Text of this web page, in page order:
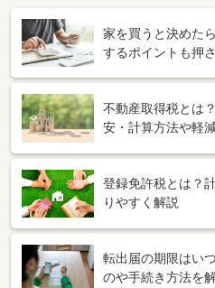
家を買うと決めた
するポイントも押
不動産取得税とは
安・計算方法や軽
登録免許税とは？
りやすく解説
転出届の期限はい
のや手続き方法を